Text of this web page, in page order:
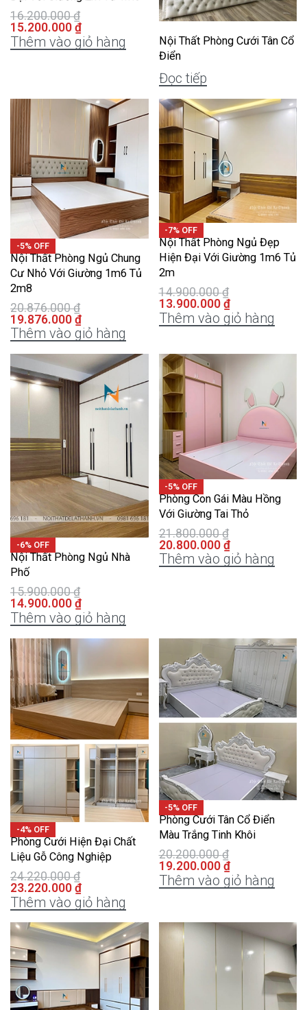
16.200.000₫
15.200.000 ₫
Thêm vào giỏ hàng
Nội Thất Phòng Cưới Tân Cổ
Điển
Đọc tiếp
-5% OFF
Nội Thất Phòng Ngủ Chung
Cư Nhỏ Với Giường 1m6 Tủ
2m8
20.876.000₫
19.876.000 ₫
Thêm vào giỏ hàng
-7% OFF
Nội Thất Phòng Ngủ Đẹp
Hiện Đại Với Giường 1m6 Tủ
2m
14.900.000₫
13.900.000 ₫
Thêm vào giỏ hàng
-6% OFF
Nội Thất Phòng Ngủ Nhà
Phố
15.900.000₫
14.900.000 ₫
Thêm vào giỏ hàng
-5% OFF
Phòng Con Gái Màu Hồng
Với Giường Tai Thỏ
21.800.000₫
20.800.000 ₫
Thêm vào giỏ hàng
-4% OFF
Phòng Cưới Hiện Đại Chất
Liệu Gỗ Công Nghiệp
24.220.000₫
23.220.000 ₫
Thêm vào giỏ hàng
-5% OFF
Phòng Cưới Tân Cổ Điển
Màu Trắng Tinh Khôi
20.200.000₫
19.200.000 ₫
Thêm vào giỏ hàng